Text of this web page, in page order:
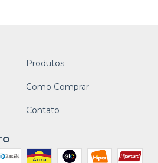
Produtos
Como Comprar
Contato